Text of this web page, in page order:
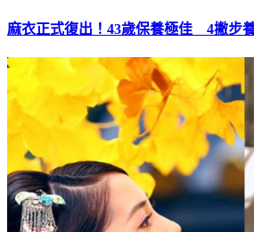
麻衣正式復出！43歲保養極佳 4撇步